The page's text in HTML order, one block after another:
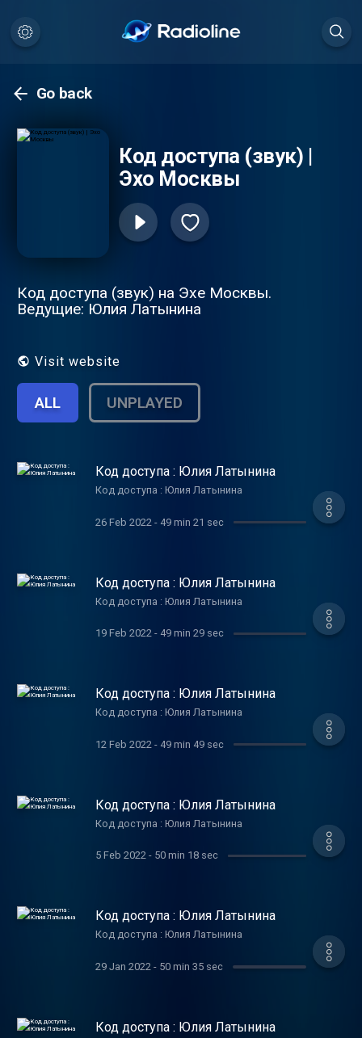
Go back
Код доступа (звук) |
Эхо Москвы
Код доступа (звук) на Эхе Москвы.
Ведущие: Юлия Латынина
Visit website
ALL UNPLAYED
Код доступа : Юлия Латынина
Код доступа : Юлия Латынина
26 Feb 2022 - 49 min 21 sec
Код доступа : Юлия Латынина
Код доступа : Юлия Латынина
19 Feb 2022- 49 min 29 sec
Код доступа : Юлия Латынина
Код доступа : Юлия Латынина
12 Feb 2022 - 49 min 49 sec
Код доступа : Юлия Латынина
Код доступа : Юлия Латынина
5 Feb 2022- 50 min 18 sec
Код доступа : Юлия Латынина
Код доступа : Юлия Латынина
29 Jan 2022 - 50 min 35 sec
Код доступа : Юлия Латынина